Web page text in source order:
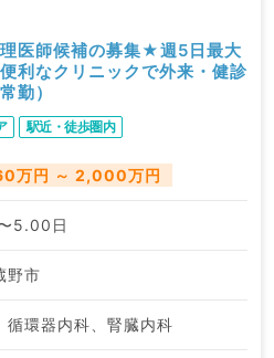
理医師候補の募集★週5日最大
利なクリニックで外来・健診
勤）
駅近・徒歩圏内
万円 ～ 2,000万円
5.00日
野市
循環器内科、腎臓内科